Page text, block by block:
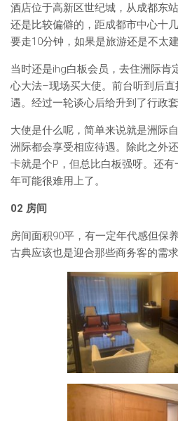
酒店位于高新区世纪城，从成都东
还是比较偏僻的，距成都市中心十
要走10分钟，如果是旅游还是不太建
当时还是ihg白板会员，去住洲际肯
心大法–现场买大使。前台听到后
遇。经过一轮谈心后给升到了行政套
大使是什么呢，简单来说就是洲际
洲际都会享受相应待遇。除此之外
卡就是个P，但总比白板强呀。还
年可能很难用上了。
02 房间
房间面积90平，有一定年代感但保
古典应该也是迎合那些商务客的需求